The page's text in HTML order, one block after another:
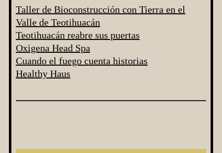
Taller de Bioconstrucción con Tierra en el
Valle de Teotihuacán
Teotihuacán reabre sus puertas
Oxigena Head Spa
Cuando el fuego cuenta historias
Healthy Haus